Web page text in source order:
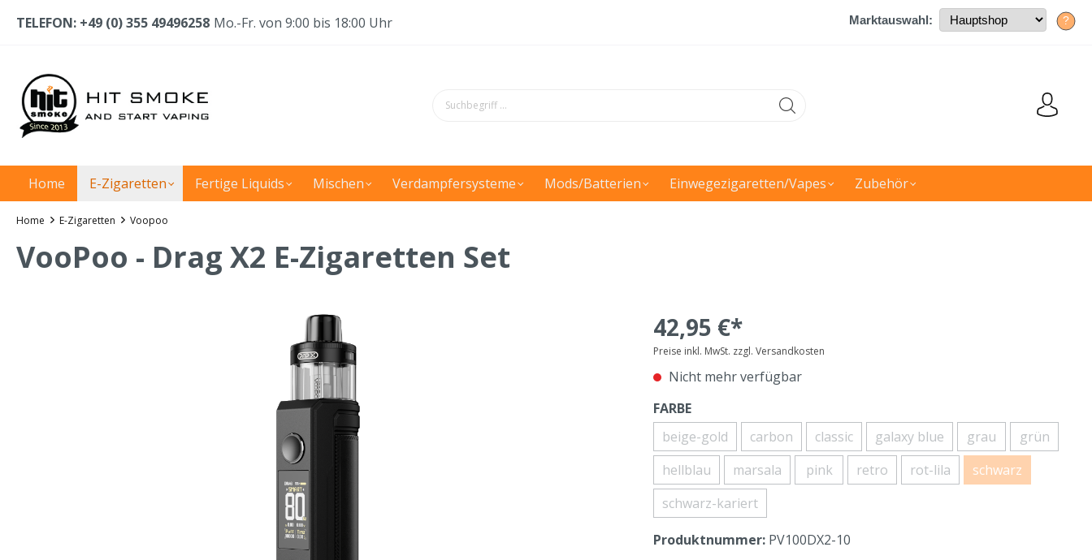
TELEFON: +49 (0) 355 49496258 Mo.-Fr. von 9:00 bis 18:00 Uhr Marktauswahl: ?
Home E-Zigaretten Fertige Liquids Mischen Verdampfersysteme Mods/Batterien Einwegezigaretten/Vapes Zubehör
Home E-Zigaretten Voopoo
VooPoo - Drag X2 E-Zigaretten Set
42,95 €*
Preise inkl. MwSt. zzgl. Versandkosten
Nicht mehr verfügbar
FARBE
beige-gold
carbon classic galaxy blue grau
grün
hellblau
marsala pink retro rot-lila
schwarz
schwarz-kariert
Produktnummer: PV100DX2-10